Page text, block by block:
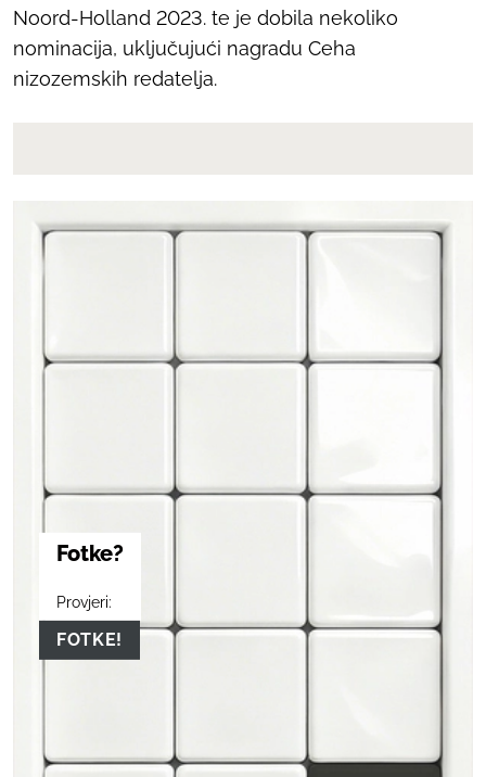
Noord-Holland 2023. te je dobila nekoliko
nominacija, uključujući nagradu Ceha
nizozemskih redatelja.
Fotke?
Provjeri:
FOTKE!